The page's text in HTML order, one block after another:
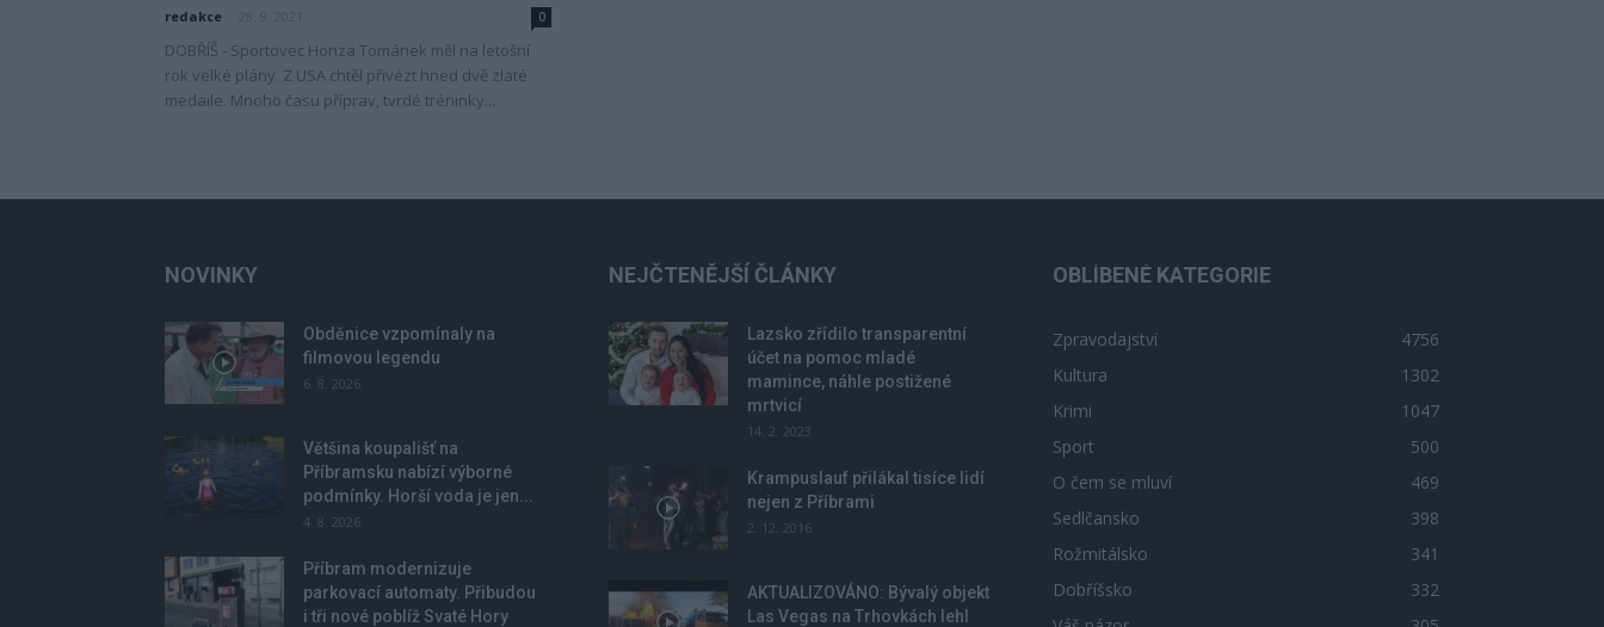
redakce 0
DOBŘÍŠ - Sportovec Honza Tománek měl na letošní
rok velké plány. Z USA chtěl přivézt hned dvě zlaté
medaile. Mnoho času příprav, tvrdé tréninky...
NOVINKY
Obděnice vzpomínaly na
filmovou legendu
6. 8. 2026
Většina koupališť na
Příbramsku nabízí výborné
podmínky. Horší voda je jen...
4. 8. 2026
Příbram modernizuje
parkovací automaty. Přibudou
i tři nové poblíž Svaté Hory
NEJČTENĚJŠÍ ČLÁNKY
Lazsko zřídilo transparentní
účet na pomoc mladé
mamince, náhle postižené
mrtvicí
14. 2. 2023
Krampuslauf přilákal tisíce lidí
nejen z Příbrami
2. 12. 2016
AKTUALIZOVÁNO: Bývalý objekt
Las Vegas na Trhovkách lehl
OBLÍBENÉ KATEGORIE
Zpravodajství
4756
Kultura
1302
Krimi
1047
Sport
500
O čem se mluví
469
Sedlčansko
398
Rožmitálsko
341
Dobříšsko
332